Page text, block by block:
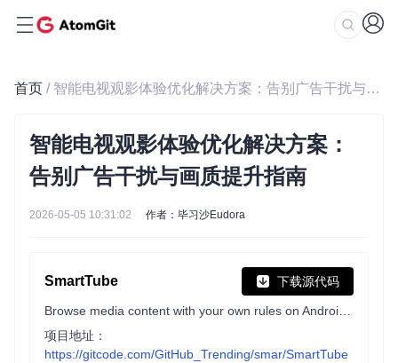
首页 / 智能电视观影体验优化解决方案：告别广告干扰与画质提升指南
智能电视观影体验优化解决方案：
告别广告干扰与画质提升指南
2026-05-05 10:31:02 作者：毕习沙Eudora
SmartTube 下载源代码
项目地址：
https://gitcode.com/GitHub_Trending/smar/SmartTube